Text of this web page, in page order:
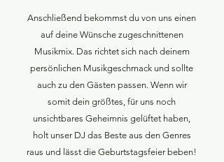
Anschließend bekommst du von uns einen
auf deine Wünsche zugeschnittenen
Musikmix. Das richtet sich nach deinem
persönlichen Musikgeschmack und sollte
auch zu den Gästen passen. Wenn wir
somit dein größtes, für uns noch
unsichtbares Geheimnis gelüftet haben,
holt unser DJ das Beste aus den Genres
raus und lässt die Geburtstagsfeier beben!